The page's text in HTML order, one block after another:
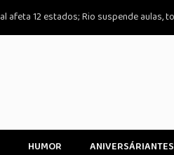
HUMOR ANIVERSÁRIANTES